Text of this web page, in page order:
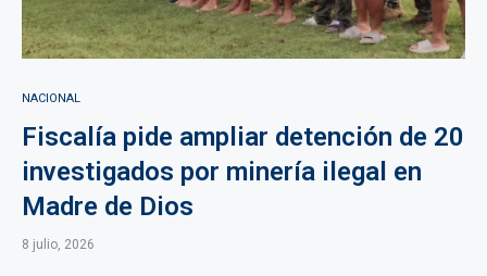
NACIONAL
Fiscalía pide ampliar detención de 20
investigados por minería ilegal en
Madre de Dios
8 julio, 2026